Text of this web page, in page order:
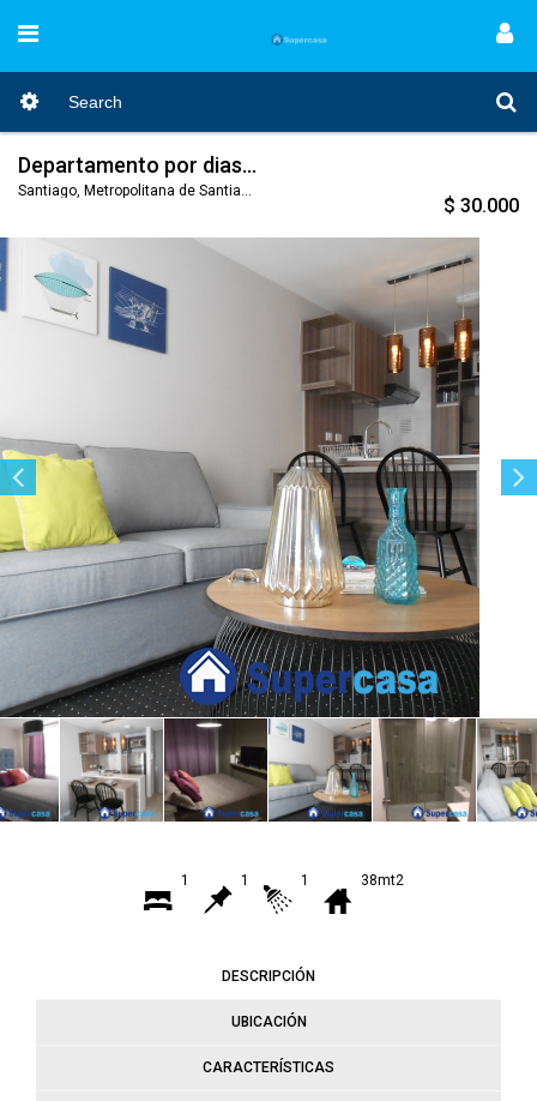
Departamento por dias. Arriendo por dias. Amoblados Santa Lucia
Santiago, Metropolitana de Santiago, Nro. Código 363
$ 30.000
1 1 1 38mt2
DESCRIPCIÓN
UBICACIÓN
CARACTERÍSTICAS